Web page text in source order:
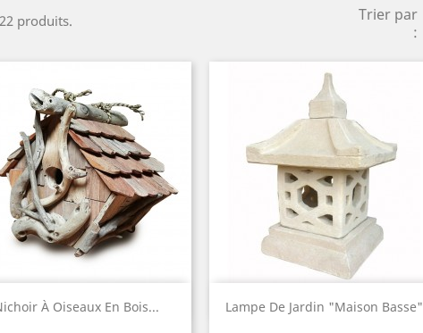
produits.
Trier par
:
À Oiseaux En Bois...
Aperçu rapide Lampe De Jardin "Maison Basse"
 Aperçu rapide